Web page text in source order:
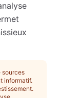
sources
informatif.